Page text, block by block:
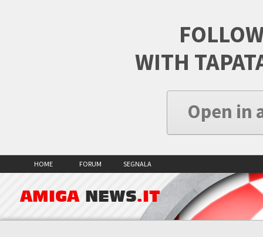
WITH
Open in
HOME FORUM SEGNALA
AMIGA NEWS.IT